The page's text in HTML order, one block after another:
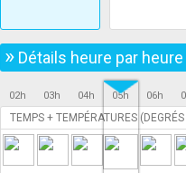
» Détails heure par
02h 03h 04h 05h 06h
TEMPS + TEMPÉRATURES (DEGRÉS